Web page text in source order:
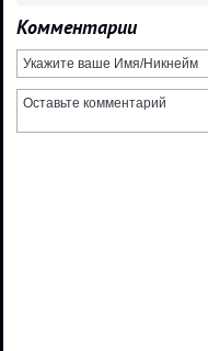
Комментарии